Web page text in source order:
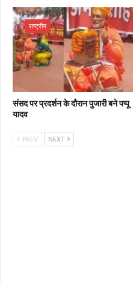
राष्ट्रीय
संसद पर प्रदर्शन के दौरान पुजारी बने पप्पू
यादव
PREV NEXT